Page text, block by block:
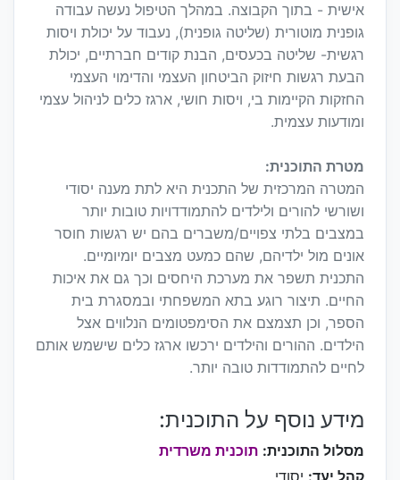
אישית - בתוך הקבוצה. במהלך הטיפול נעשה עבודה
גופנית מוטורית (שליטה גופנית), נעבוד על יכולת ויסות
רגשית- שליטה בכעסים, הבנת קודים חברתיים, יכולת
הבעת רגשות חיזוק הביטחון העצמי והדימוי העצמי
החזקות הקיימות בי, ויסות חושי, ארגז כלים לניהול עצמי
ומודעות עצמית.
מטרת התוכנית:
המטרה המרכזית של התכנית היא לתת מענה יסודי
ושורשי להורים ולילדים להתמודדויות טובות יותר
במצבים בלתי צפויים/משברים בהם יש רגשות חוסר
אונים מול ילדיהם, שהם כמעט מצבים יומיומיים.
התכנית תשפר את מערכת היחסים וכך גם את איכות
החיים. תיצור רוגע בתא המשפחתי ובמסגרת בית
הספר, וכן תצמצם את הסימפטומים הנלווים אצל
הילדים. ההורים והילדים ירכשו ארגז כלים שישמש אותם
לחיים להתמודדות טובה יותר.
מידע נוסף על התוכנית:
מסלול התוכנית: תוכנית משרדית
קהל יעד: יסודי